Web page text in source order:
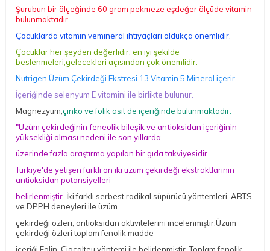
Şurubun bir ölçeğinde 60 gram pekmeze eşdeğer ölçüde vitamin
bulunmaktadır.
Çocuklarda vitamin vemineral ihtiyaçları oldukça önemlidir.
Çocuklar her şeyden değerlidir, en iyi şekilde
beslenmeleri,gelecekleri açısından çok önemlidir.
Nutrigen Üzüm Çekirdeği Ekstresi 13 Vitamin 5 Mineral içerir.
İçeriğinde selenyum E vitamini ile birlikte bulunur.
Magnezyum, çinko ve folik asit de içeriğinde bulunmaktadır.
"Üzüm çekirdeğinin feneolik bileşik ve antioksidan içeriğinin
yüksekliği olması nedeni ile son yıllarda
üzerinde fazla araştırma yapılan bir gıda takviyesidir.
Türkiye'de yetişen farklı on iki üzüm çekirdeği ekstraktlarının
antioksidan potansiyelleri
belirlenmiştir. İki farklı serbest radikal süpürücü yöntemleri, ABTS
ve DPPH deneyleri ile üzüm
çekirdeği özleri, antioksidan aktivitelerini incelenmiştir.Üzüm
çekirdeği özleri toplam fenolik madde